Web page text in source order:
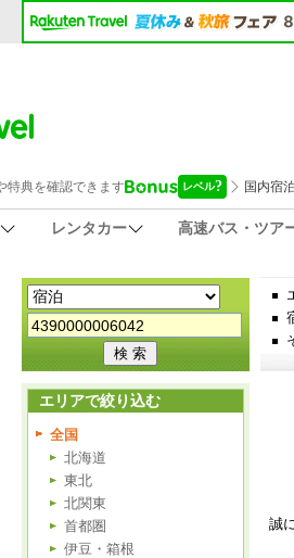
レンタカー 高速バス・ツア
エリアで絞り込む
全国
北海道
東北
北関東
首都圏
伊豆・箱根
誠